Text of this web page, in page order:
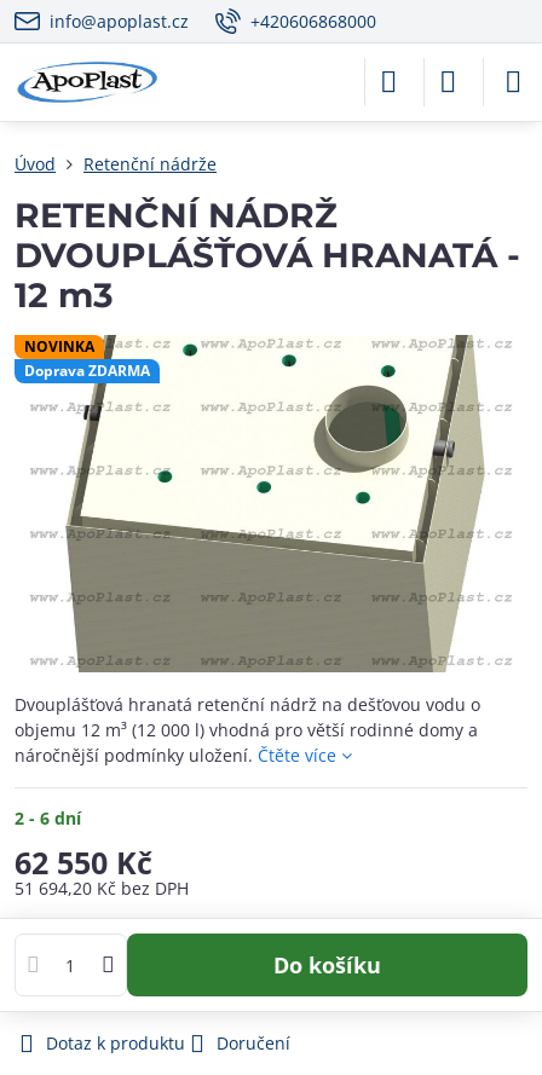
info@apoplast.cz +420606868000
NOVINKA
Doprava ZDARMA
Úvod Retenční nádrže
RETENČNÍ NÁDRŽ
DVOUPLÁŠŤOVÁ HRANATÁ -
12 m3
Dvouplášťová hranatá retenční nádrž na dešťovou vodu o
objemu 12 m³ (12 000 l) vhodná pro větší rodinné domy a
náročnější podmínky uložení. Čtěte více
2 - 6 dní
62 550 Kč
51 694,20 Kč bez DPH
Do košíku
Dotaz k produktu
Doručení